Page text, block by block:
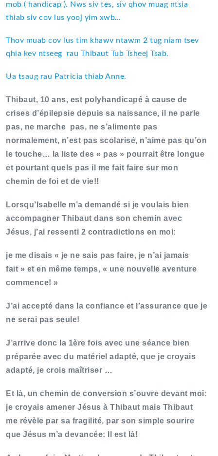
mob ( handicap ). Nws siv tes, siv qhov muag ntsia
thiab siv cov lus yooj yim xwb…
Thov muab cov lus tim khawv ntawm 2 tug niam tsev
qhia kev ntseeg rau Thibaut Tub Tsheej Tsab.
Ua tsaug rau Patricia thiab Anne.
Thibaut, 10 ans, est polyhandicapé à cause de
crises d’épilepsie depuis sa naissance, il ne parle
pas, ne marche pas, ne s’alimente pas
normalement, n’est pas scolarisé, n’aime pas qu’on
le touche… la liste des « pas » pourrait être longue
et pourtant quels pas il me fait faire sur mon
chemin de foi et de vie!!
Lorsqu’Isabelle m’a demandé si je voulais bien
accompagner Thibaut dans son chemin avec
Jésus, j’ai ressenti 2 contradictions en moi:
je me disais « je ne sais pas faire, je n’ai jamais
fait » et en même temps, « une nouvelle aventure
commence! »
J’ai accepté dans la confiance et l’assurance que je
ne serai pas seule!
J’arrive donc la 1ère fois avec une séance bien
préparée avec du matériel adapté, que je croyais
adapté, je crois maîtriser …
Et là, un chemin de conversion s’ouvre devant moi:
je croyais amener Jésus à Thibaut mais Thibaut
me révèle par sa fragilité, par son simple sourire
que Jésus m’a devancée: Il est là!